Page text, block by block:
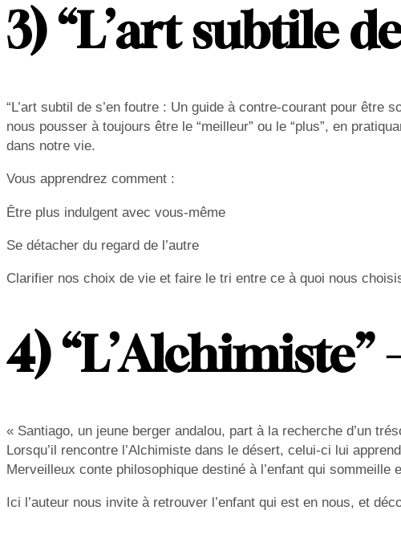
3) “L’art subtile
“L’art subtil de s’en foutre : Un guide à contre-courant pour
nous pousser à toujours être le “meilleur” ou le “plus”, en
dans notre vie.
Vous apprendrez comment :
Être plus indulgent avec vous-même
Se détacher du regard de l’autre
Clarifier nos choix de vie et faire le tri entre ce à quoi nous
4) “L’Alchimiste”
« Santiago, un jeune berger andalou, part à la recherche d’un
Lorsqu’il rencontre l’Alchimiste dans le désert, celui-ci lui
Merveilleux conte philosophique destiné à l’enfant qui
Ici l’auteur nous invite à retrouver l’enfant qui est en nous, et